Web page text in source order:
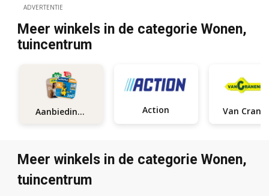
ADVERTENTIE
Meer winkels in de categorie Wonen,
tuincentrum
Aanbiedingen Action
Meer winkels in de categorie Wonen,
tuincentrum